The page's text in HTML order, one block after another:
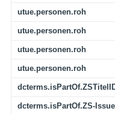
utue.personen.roh
utue.personen.roh
utue.personen.roh
utue.personen.roh
dcterms.isPartOf.ZS-Issue